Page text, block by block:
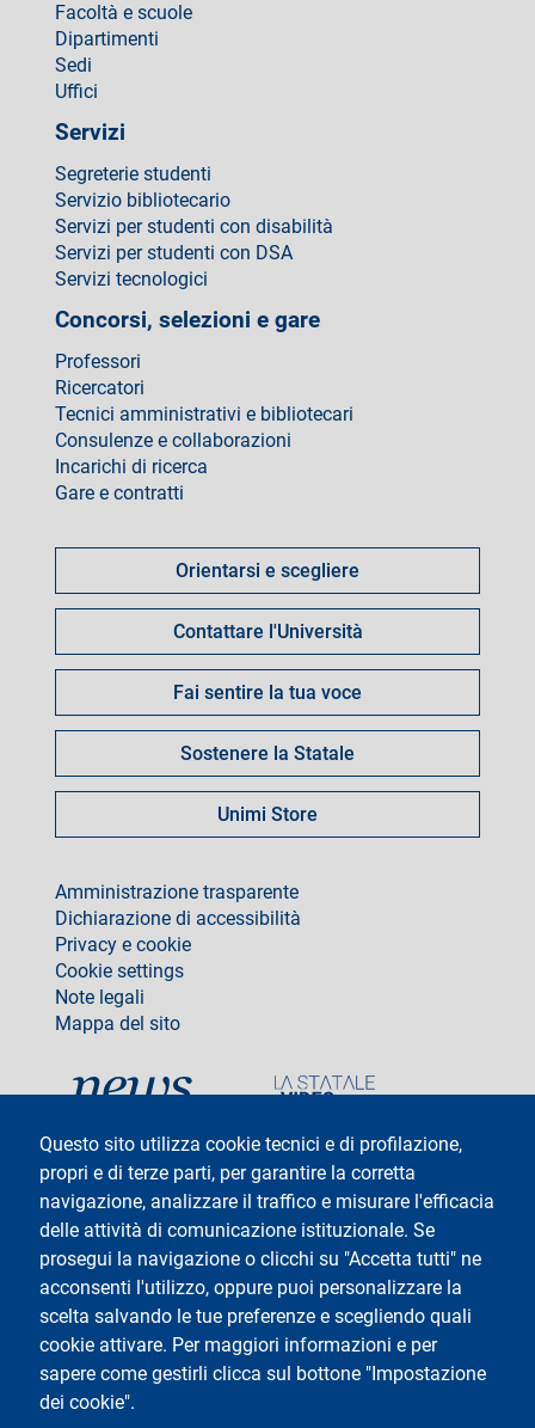
Questo sito utilizza cookie tecnici e di profilazione,
propri e di terze parti, per garantire la corretta
navigazione, analizzare il traffico e misurare l'efficacia
delle attività di comunicazione istituzionale. Se
prosegui la navigazione o clicchi su "Accetta tutti" ne
acconsenti l'utilizzo, oppure puoi personalizzare la
scelta salvando le tue preferenze e scegliendo quali
cookie attivare. Per maggiori informazioni e per
sapere come gestirli clicca sul bottone "Impostazione
dei cookie".
Facoltà e scuole
Dipartimenti
Sedi
Uffici
Servizi
Segreterie studenti
Servizio bibliotecario
Servizi per studenti con disabilità
Servizi per studenti con DSA
Servizi tecnologici
Concorsi, selezioni e gare
Professori
Ricercatori
Tecnici amministrativi e bibliotecari
Consulenze e collaborazioni
Incarichi di ricerca
Gare e contratti
fare
Orientarsi e scegliere
Contattare l'Università
Fai sentire la tua voce
Sostenere la Statale
Unimi Store
footer
Amministrazione trasparente
Dichiarazione di accessibilità
Privacy e cookie
Cookie settings
Note legali
Mappa del sito
Testo
Università degli Studi di Milano
Via Festa del Perdono 7 - 20122 Milano
Tel: +39 02 5032 5032
InformaStudenti
Posta Elettronica Certificata
C.F. 80012650158 - P.I. 03064870151
Codice LEI
social
Logo